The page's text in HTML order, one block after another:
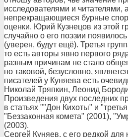
исследователями и читателями,
непрекращающиеся бурные
оценки. Юрий Кузнецов из этой
случайно о его поэзии
(уверен, будут ещё). Третья
то есть авторы явно первого
разным причинам не стало
но таковой, безусловно,
писателей у Куняева есть
Николай Тряпкин, Леонид
Произведения двух последних
в статьях ""Дон Кихоты" и
"Беззаконная комета" (2001),
(2003).
Сергей Куняев, с его редкой